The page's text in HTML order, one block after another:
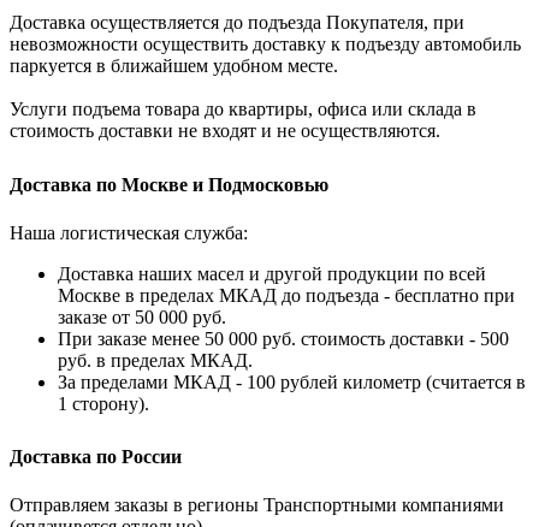
Доставка осуществляется до подъезда Покупателя, при
невозможности осуществить доставку к подъезду автомобиль
паркуется в ближайшем удобном месте.
Услуги подъема товара до квартиры, офиса или склада в
стоимость доставки не входят и не осуществляются.
Доставка по Москве и Подмосковью
Наша логистическая служба:
Доставка наших масел и другой продукции по всей
Москве в пределах МКАД до подъезда - бесплатно при
заказе от 50 000 руб.
При заказе менее 50 000 руб. стоимость доставки - 500
руб. в пределах МКАД.
За пределами МКАД - 100 рублей километр (считается в
1 сторону).
Доставка по России
Отправляем заказы в регионы Транспортными компаниями